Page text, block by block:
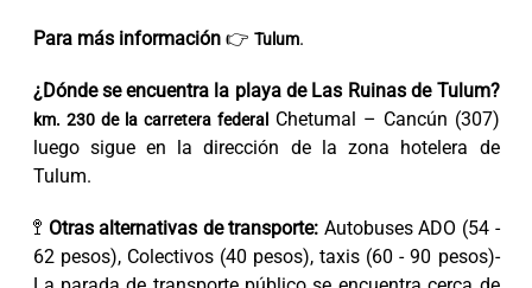
Para más información👉 Tulum.
¿Dónde se encuentra la playa de Las Ruinas de Tulum?
km. 230 de la carretera federalChetumal – Cancún (307)
luego sigue en la dirección de la zona hotelera de
Tulum.
🚏 Otras alternativas de transporte: Autobuses ADO (54 -
62 pesos), Colectivos (40 pesos), taxis (60 - 90 pesos)-